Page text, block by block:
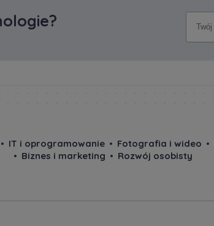
IT i oprogramowanie Fotografia i wideo
Biznes i marketing
Rozwój osobisty